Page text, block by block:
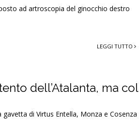
ad artroscopia del ginocchio destro
LEGGI TUTTO
dell’Atalanta, ma col
di Virtus Entella, Monza e Cosenza